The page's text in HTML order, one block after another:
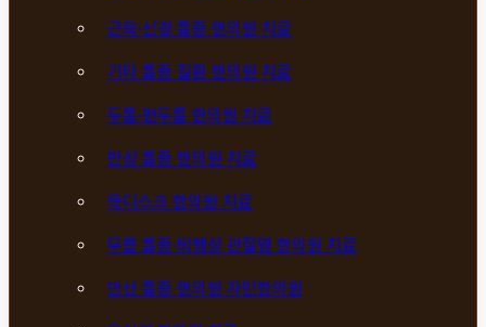
근육·신경 통증 한의원 치료
기타 통증 질환 한의원 치료
두통·편두통 한의원 치료
만성 통증 한의원 치료
목디스크 한의원 치료
무릎 통증·퇴행성 관절염 한의원 치료
안산 통증 한의원 자민한의원